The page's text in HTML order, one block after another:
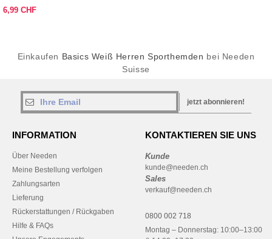
6,99 CHF
Einkaufen Basics Weiß Herren Sporthemden bei Needen
Suisse
jetzt abonnieren!
INFORMATION
Über Needen
Meine Bestellung verfolgen
Zahlungsarten
Lieferung
Rückerstattungen / Rückgaben
Hilfe & FAQs
KONTAKTIEREN SIE UNS
Kunde
kunde@needen.ch
Sales
verkauf@needen.ch
0800 002 718
Montag – Donnerstag: 10:00–13:00